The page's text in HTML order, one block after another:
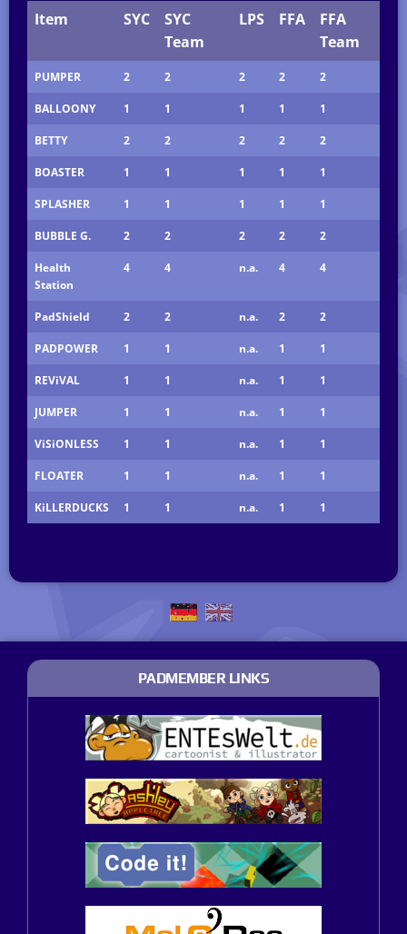
Item
SYC
SYC
Team
LPS FFA
FFA
Team
PUMPER 2 2 2 2 2
BALLOONY 1 1 1 1 1
BETTY 2 2 2 2 2
BOASTER 1 1 1 1 1
SPLASHER 1 1 1 1 1
BUBBLE G. 2 2 2 2 2
Health
Station
4 4 n.a. 4 4
PadShield 2 2 n.a. 2 2
PADPOWER 1 1 n.a. 1 1
REViVAL 1 1 n.a. 1 1
JUMPER 1 1 n.a. 1 1
ViSiONLESS 1 1 n.a. 1 1
FLOATER 1 1 n.a. 1 1
KiLLERDUCKS 1 1 n.a. 1 1
PADMEMBER LINKS